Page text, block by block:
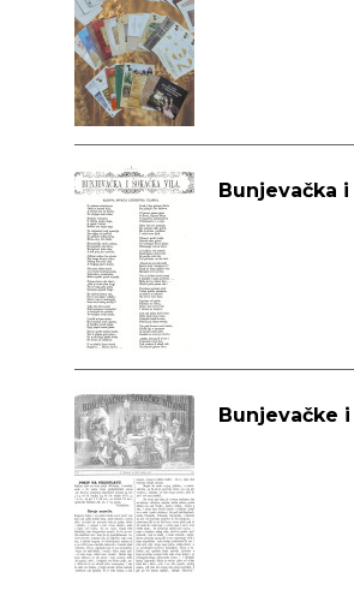
Bunjevačka
Bunjevačke